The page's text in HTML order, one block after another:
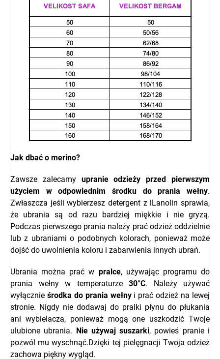
Jak dbać o merino?
Zawsze zalecamy upranie odzieży przed pierwszym
użyciem w odpowiednim środku do prania wełny.
Zwłaszcza jeśli wybierzesz detergent z l Lanolin sprawia,
że ubrania są od razu bardziej miękkie i nie gryzą.
Podczas pierwszego prania należy prać odzież oddzielnie
lub z ubraniami o podobnych kolorach, ponieważ może
dojść do uwolnienia koloru i zabarwienia innych ubrań.
Ubrania można prać w pralce, używając programu do
prania wełny w temperaturze 30°C. Należy używać
wyłącznie środka do prania wełnyi prać odzież na lewej
stronie. Nigdy nie dodawaj do pralki płynu do płukania
ani wybielacza, ponieważ mogą one uszkodzić Twoje
ulubione ubrania.
Nie używaj suszarki, powieś pranie i
pozwól mu wyschnąć.Dzięki tej pielęgnacji Twoja odzież
zachowa piękny wygląd.